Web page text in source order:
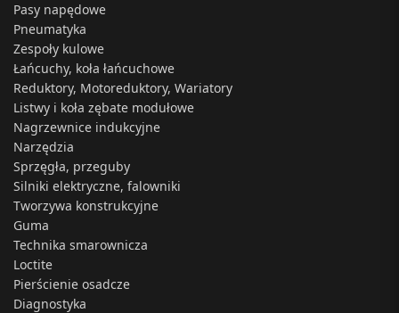
Pasy napędowe
Pneumatyka
Zespoły kulowe
Łańcuchy, koła łańcuchowe
Reduktory, Motoreduktory, Wariatory
Listwy i koła zębate modułowe
Nagrzewnice indukcyjne
Narzędzia
Sprzęgła, przeguby
Silniki elektryczne, falowniki
Tworzywa konstrukcyjne
Guma
Technika smarownicza
Loctite
Pierścienie osadcze
Diagnostyka